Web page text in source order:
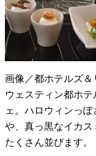
画像／都ホテルズ＆
ウェスティン都ホ
ェ。ハロウィンっ
や、真っ黒なイカ
たくさん並びます。